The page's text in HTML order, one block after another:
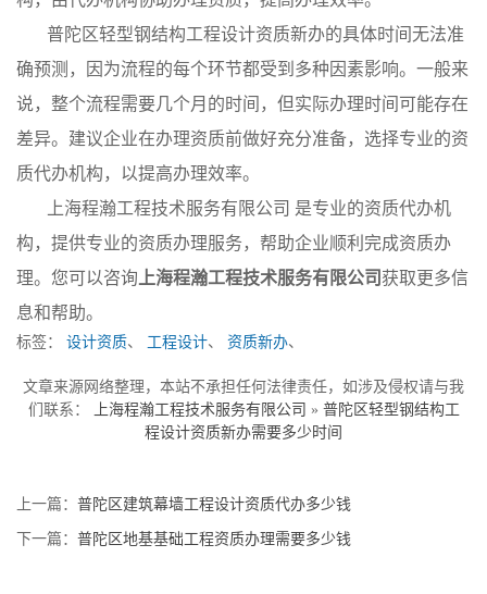
普陀区轻型钢结构工程设计资质新办的具体时间无法准
确预测，因为流程的每个环节都受到多种因素影响。一般来
说，整个流程需要几个月的时间，但实际办理时间可能存在
差异。建议企业在办理资质前做好充分准备，选择专业的资
质代办机构，以提高办理效率。
上海程瀚工程技术服务有限公司 是专业的资质代办机
构，提供专业的资质办理服务，帮助企业顺利完成资质办
理。您可以咨询 上海程瀚工程技术服务有限公司 获取更多信
息和帮助。
标签： 设计资质、 工程设计、 资质新办、
文章来源网络整理，本站不承担任何法律责任，如涉及侵权请与我
们联系：
上海程瀚工程技术服务有限公司 » 普陀区轻型钢结构工
程设计资质新办需要多少时间
上一篇： 普陀区建筑幕墙工程设计资质代办多少钱
下一篇： 普陀区地基基础工程资质办理需要多少钱